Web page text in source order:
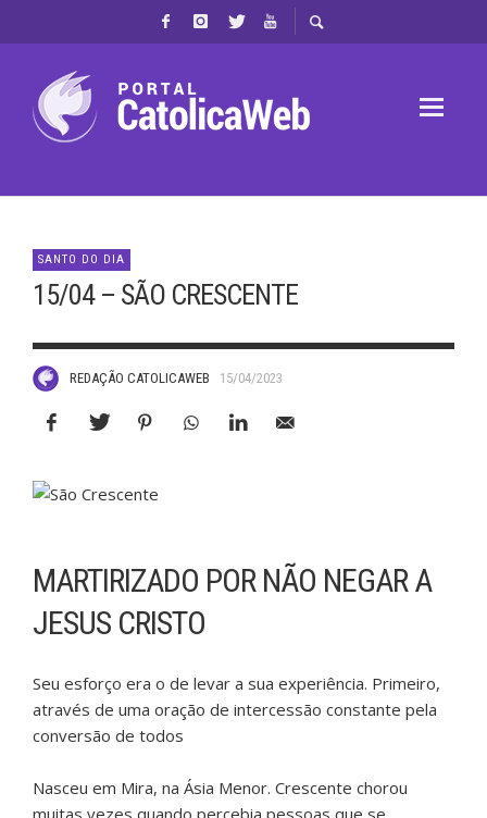
SANTO DO DIA
15/04 – SÃO CRESCENTE
REDAÇÃO CATOLICAWEB 15/04/2023
MARTIRIZADO POR NÃO NEGAR A
JESUS CRISTO
Seu esforço era o de levar a sua experiência. Primeiro,
através de uma oração de intercessão constante pela
conversão de todos
Nasceu em Mira, na Ásia Menor. Crescente chorou
muitas vezes quando percebia pessoas que se